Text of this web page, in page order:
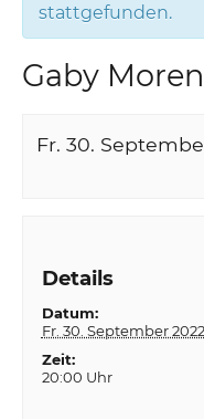
stattgefunden.
Gaby
Fr. 30.
Details
Datum:
Fr. 30. September 2022
Zeit:
20:00 Uhr